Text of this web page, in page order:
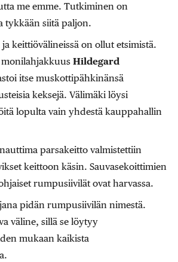
me emme. Tutkiminen on
tykkään siitä paljon.
ja keittiövälineissä on ollut etsimistä.
Hildegard
itse muskottipähkinänsä
keksejä. Välimäki löysi
lopulta vain yhdestä kauppahallin
nauttima parsakeitto valmistettiin
keittoon käsin. Sauvasekoittimien
rumpusiivilät ovat harvassa.
pidän rumpusiivilän nimestä.
väline, sillä se löytyy
mukaan kaikista